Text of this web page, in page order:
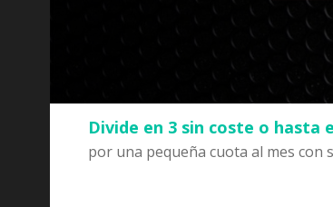
Divide en 3 sin coste o hasta
por una pequeña cuota al mes con